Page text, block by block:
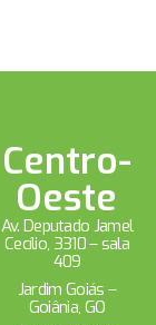
Centro-
Oeste
Av. Deputado Jamel
Cecílio, 3310 – sala
409
Jardim Goiás –
Goiânia, GO